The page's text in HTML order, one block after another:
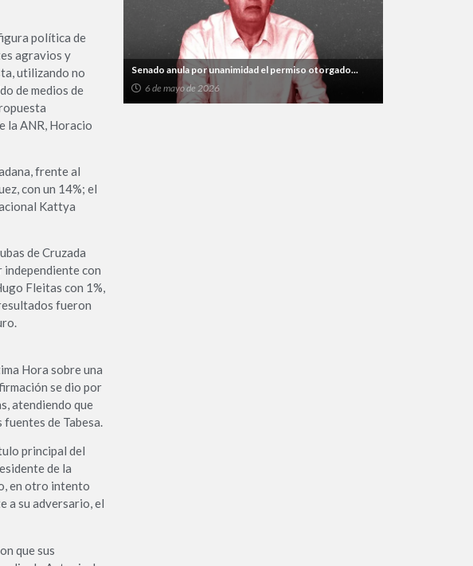
política de
agravios y
utilizando no
de medios de
la ANR, Horacio
frente al
con un 14%; el
Kattya
de Cruzada
independiente con
Fleitas con 1%,
fueron
Hora sobre una
se dio por
atendiendo que
de Tabesa.
principal del
de la
en otro intento
a su adversario, el
que sus
Senado anula por unanimidad el permiso otorgado...
6 de mayo de 2026